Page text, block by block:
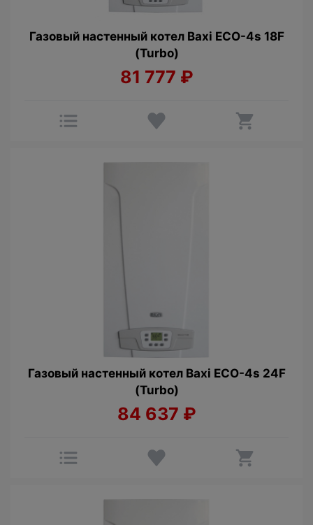
Газовый настенный котел Baxi ECO-4s 18F
(Turbo)
81 777 ₽
Газовый настенный котел Baxi ECO-4s 24F
(Turbo)
84 637 ₽